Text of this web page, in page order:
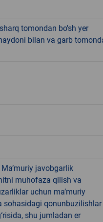
tomondan bo'sh yer
bilan va garb
javobgarlik
muhofaza qilish va
uchun ma’muriy
sohasidagi qonunbuzilishlar
shu jumladan er